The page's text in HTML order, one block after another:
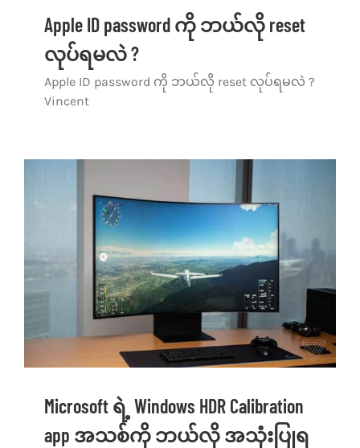
Apple ID password ကို ဘယ်လို reset
လုပ်ရမလဲ ?
Apple ID password ကို ဘယ်လို reset လုပ်ရမလဲ ?
Vincent
Microsoft ရဲ့ Windows HDR Calibration
app အသစ်ကို ဘယ်လို အသုံးပြုရ